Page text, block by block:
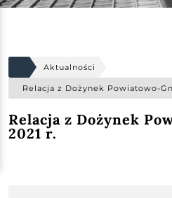
Aktualności
Relacja z Dożynek Powiatowo-
Relacja z Dożynek
2021 r.